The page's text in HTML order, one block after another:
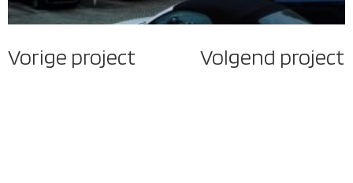
Vorige project Volgend project